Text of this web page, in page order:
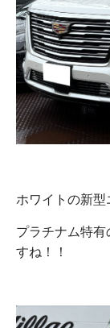
ホワイトの新型
プラチナム特
すね！！